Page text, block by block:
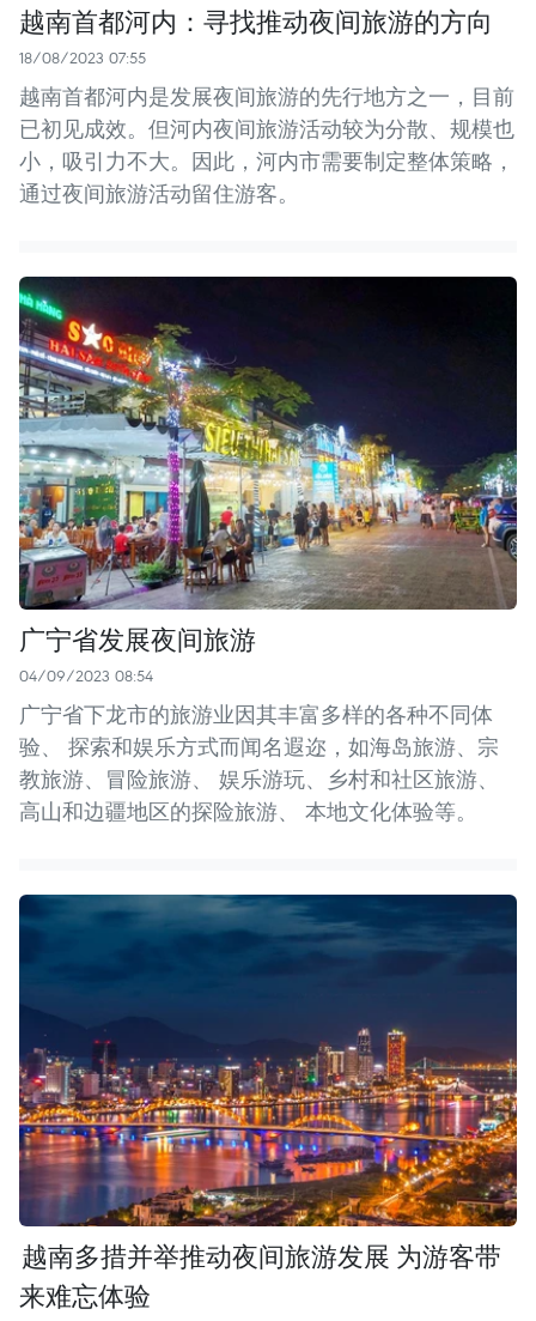
越南首都河内：寻找推动夜间旅游的方向
18/08/2023 07:55
越南首都河内是发展夜间旅游的先行地方之一，目前
已初见成效。但河内夜间旅游活动较为分散、规模也
小，吸引力不大。因此，河内市需要制定整体策略，
通过夜间旅游活动留住游客。
广宁省发展夜间旅游
04/09/2023 08:54
广宁省下龙市的旅游业因其丰富多样的各种不同体
验、 探索和娱乐方式而闻名遐迩，如海岛旅游、宗
教旅游、冒险旅游、 娱乐游玩、乡村和社区旅游、
高山和边疆地区的探险旅游、 本地文化体验等。
越南多措并举推动夜间旅游发展 为游客带
来难忘体验